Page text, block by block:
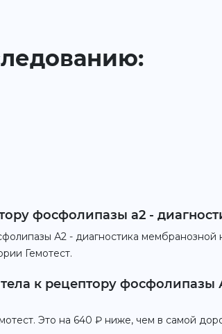
фосфолипазы а2 -
А2 - диагностика
Гемотест.
к рецептору
Это на 640 ₽ ниже, чем в самой